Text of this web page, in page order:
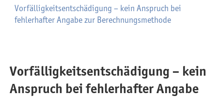
Vorfälligkeitsentschädigung – kein Anspruch bei
fehlerhafter Angabe zur Berechnungsmethode
Vorfälligkeitsentschädigung – kein
Anspruch bei fehlerhafter Angabe